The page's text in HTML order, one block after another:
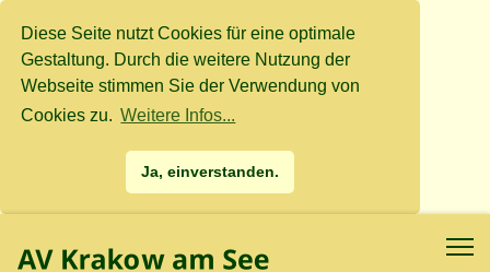
Diese Seite nutzt Cookies für eine optimale
Gestaltung. Durch die weitere Nutzung der
Webseite stimmen Sie der Verwendung von
Cookies zu. Weitere Infos...
Ja, einverstanden.